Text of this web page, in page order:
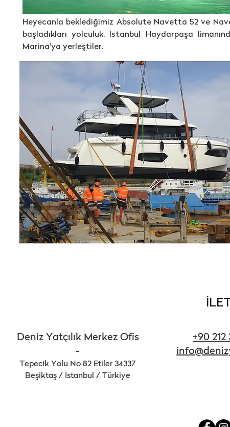
Heyecanla beklediğimiz Absolute Navetta 52 ve
başladıkları yolculuk, İstanbul Haydarpaşa
Marina'ya yerleştiler.​​​​​​​
Deniz Yatçılık Merkez Ofis
-
Tepecik Yolu No 82 Etiler 34337
Beşiktaş / İstanbul / Türkiye
+90 212